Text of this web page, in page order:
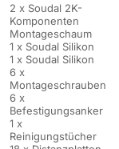
2 x Soudal 2K-
Komponenten
Montageschaum
1 x Soudal Silikon
1 x Soudal Silikon
6 x
Montageschrauben
6 x
Befestigungsanker
1 x
Reinigungstücher